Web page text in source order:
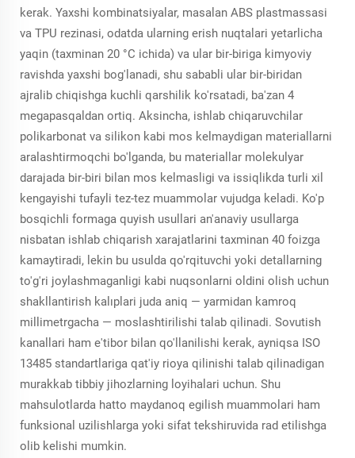
kerak. Yaxshi kombinatsiyalar, masalan ABS plastmassasi
va TPU rezinasi, odatda ularning erish nuqtalari yetarlicha
yaqin (taxminan 20 °C ichida) va ular bir-biriga kimyoviy
ravishda yaxshi bog'lanadi, shu sababli ular bir-biridan
ajralib chiqishga kuchli qarshilik ko'rsatadi, ba'zan 4
megapasqaldan ortiq. Aksincha, ishlab chiqaruvchilar
polikarbonat va silikon kabi mos kelmaydigan materiallarni
aralashtirmoqchi bo'lganda, bu materiallar molekulyar
darajada bir-biri bilan mos kelmasligi va issiqlikda turli xil
kengayishi tufayli tez-tez muammolar vujudga keladi. Ko'p
bosqichli formaga quyish usullari an'anaviy usullarga
nisbatan ishlab chiqarish xarajatlarini taxminan 40 foizga
kamaytiradi, lekin bu usulda qo'rqituvchi yoki detallarning
to'g'ri joylashmaganligi kabi nuqsonlarni oldini olish uchun
shakllantirish kalıplari juda aniq — yarmidan kamroq
millimetrgacha — moslashtirilishi talab qilinadi. Sovutish
kanallari ham e'tibor bilan qo'llanilishi kerak, ayniqsa ISO
13485 standartlariga qat'iy rioya qilinishi talab qilinadigan
murakkab tibbiy jihozlarning loyihalari uchun. Shu
mahsulotlarda hatto maydanoq egilish muammolari ham
funksional uzilishlarga yoki sifat tekshiruvida rad etilishga
olib kelishi mumkin.